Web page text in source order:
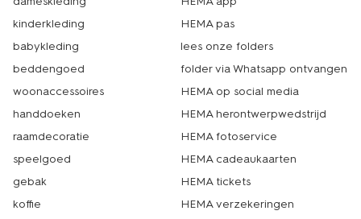
kinderkleding
babykleding
beddengoed
woonaccessoires
handdoeken
raamdecoratie
speelgoed
gebak
koffie
HEMA pas
lees onze folders
folder via Whatsapp ontvangen
HEMA op social media
HEMA herontwerpwedstrijd
HEMA fotoservice
HEMA cadeaukaarten
HEMA tickets
HEMA verzekeringen